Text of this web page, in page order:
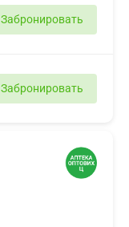
Забронировать
Забронировать